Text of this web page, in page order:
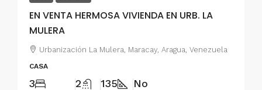
EN VENTA HERMOSA VIVIENDA EN URB. LA
MULERA
Urbanización La Mulera, Maracay, Aragua, Venezuela
CASA
3 2 135 No